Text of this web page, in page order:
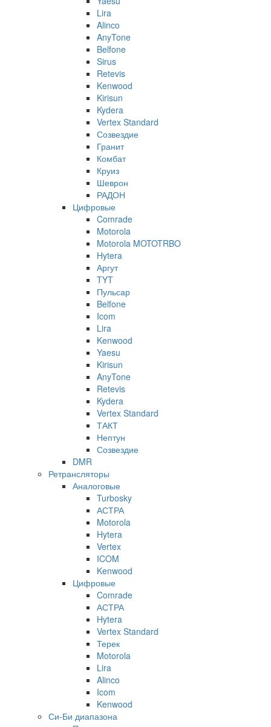
Lira
Alinco
AnyTone
Belfone
Sirus
Retevis
Kenwood
Kirisun
Kydera
Vertex Standard
Созвездие
Гранит
Комбат
Круиз
Шеврон
РАДОН
Цифровые
Comrade
Motorola
Motorola MOTOTRBO
Hytera
Аргут
TYT
Пульсар
Belfone
Icom
Lira
Kenwood
Yaesu
Kirisun
AnyTone
Retevis
Kydera
Vertex Standard
ТАКТ
Нептун
Созвездие
DMR
Ретрансляторы
Аналоговые
Turbosky
АСТРА
Motorola
Hytera
Vertex
ICOM
Kenwood
Цифровые
Comrade
АСТРА
Hytera
Vertex Standard
Терек
Motorola
Lira
Alinco
Icom
Kenwood
Си-Би диапазона